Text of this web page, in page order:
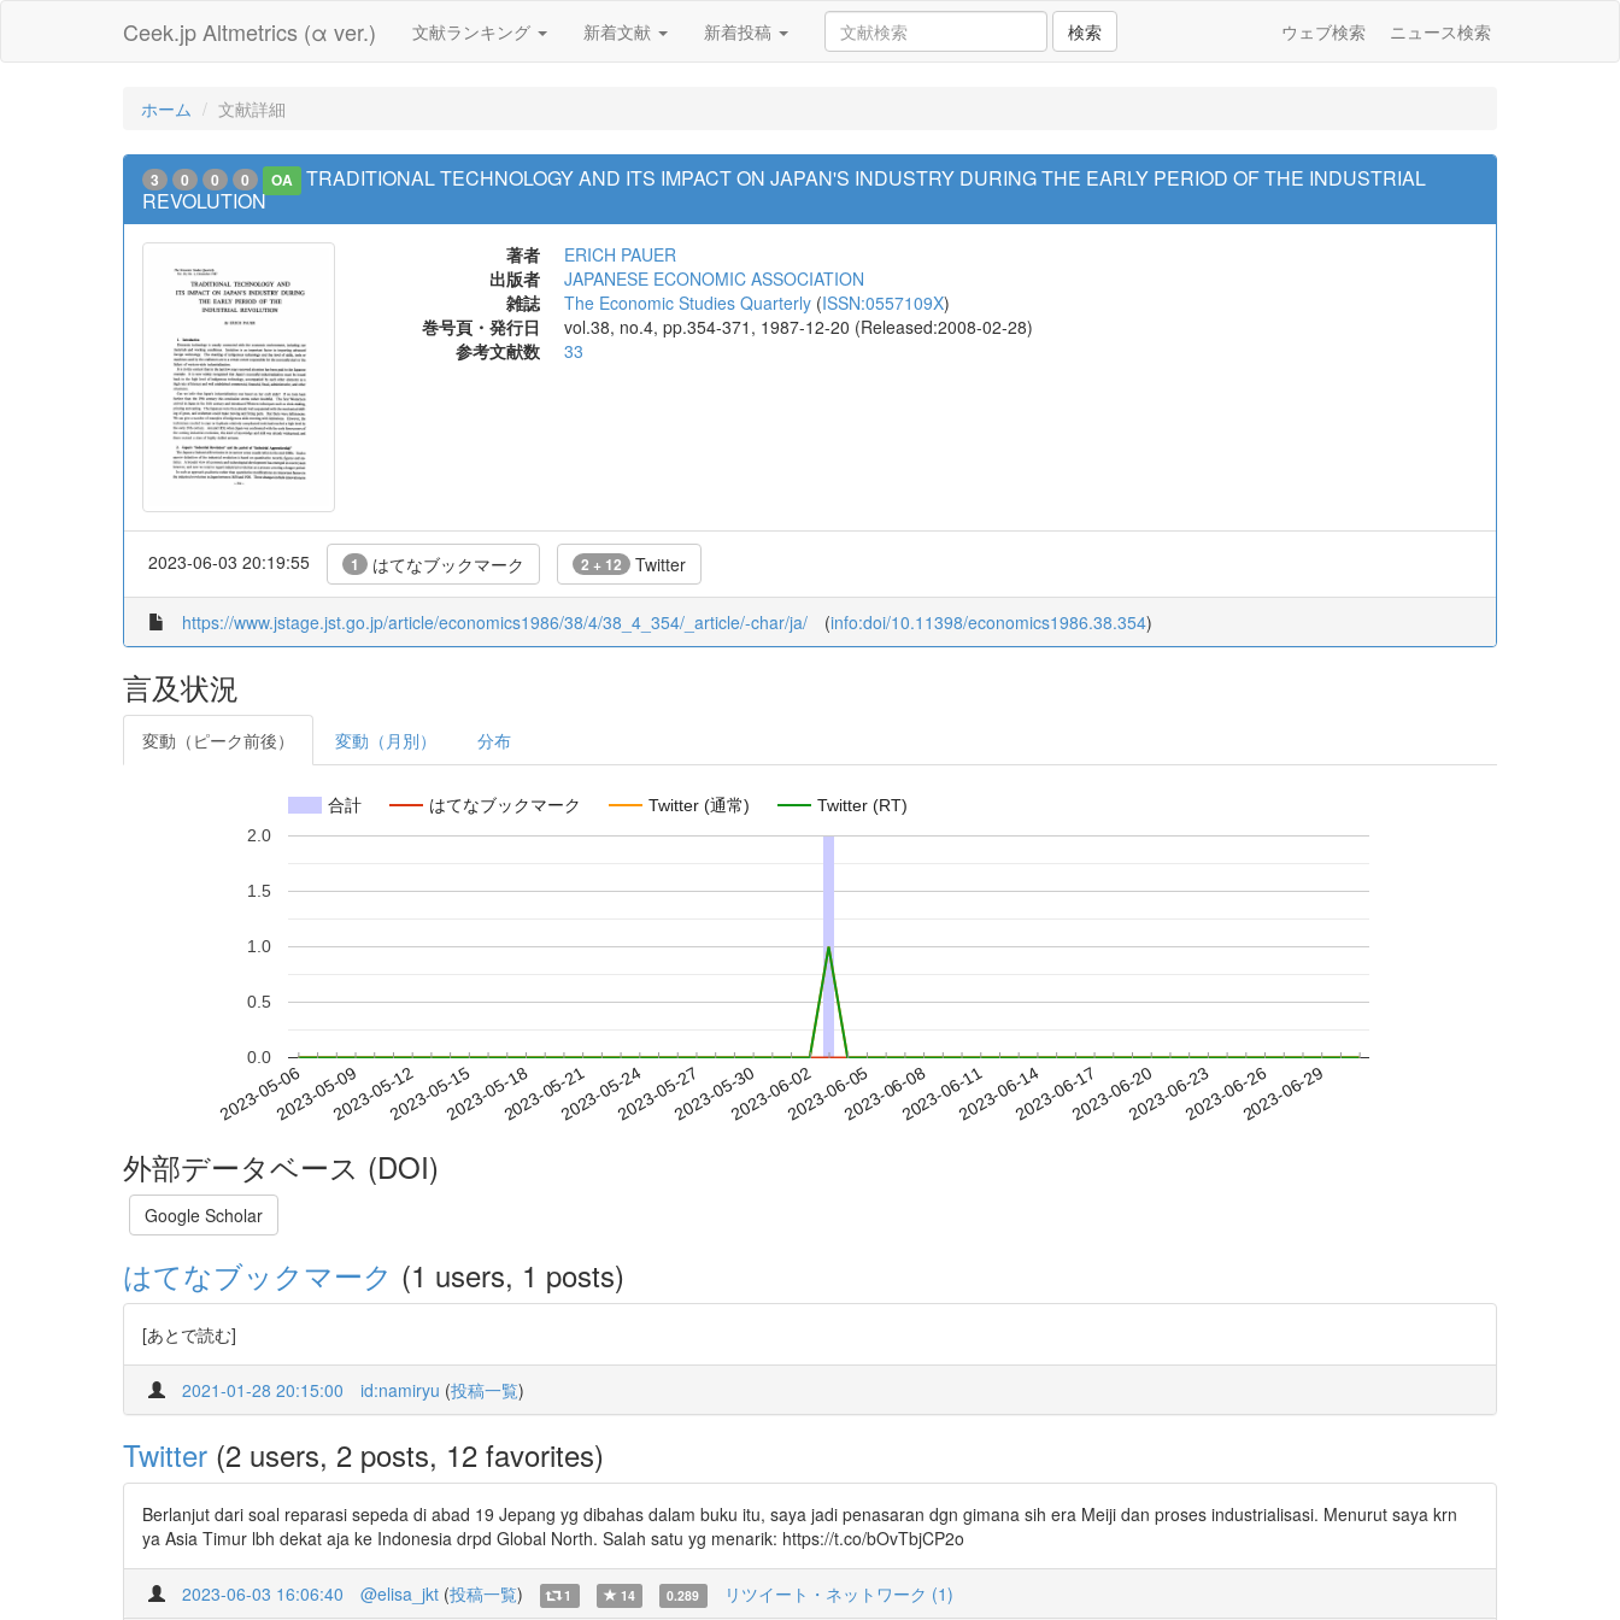
Ceek.jp Altmetrics (α ver.) 文献ランキング 新着文献 新着投稿 検索 ウェブ検索 ニュース検索
ホーム 文献詳細
3 0 0 0 OA
TRADITIONAL TECHNOLOGY AND ITS IMPACT ON JAPAN'S INDUSTRY DURING THE EARLY PERIOD OF THE INDUSTRIAL
REVOLUTION
著者
ERICH PAUER
出版者
JAPANESE ECONOMIC ASSOCIATION
雑誌
The Economic Studies Quarterly (ISSN:0557109X)
巻号頁・発行日
vol.38, no.4, pp.354-371, 1987-12-20 (Released:2008-02-28)
参考文献数
33
2023-06-03 20:19:55 1 はてなブックマーク 2 + 12 Twitter
https://www.jstage.jst.go.jp/article/economics1986/38/4/38_4_354/_article/-char/ja/ (info:doi/10.11398/economics1986.38.354)
言及状況
変動（ピーク前後） 変動（月別） 分布
合計 はてなブックマーク Twitter (通常) Twitter (RT)
2023-05-062023-05-092023-05-122023-05-152023-05-182023-05-212023-05-242023-05-272023-05-302023-06-022023-06-052023-06-082023-06-112023-06-142023-06-172023-06-202023-06-232023-06-262023-06-29
0.0
0.5
1.0
1.5
2.0
外部データベース (DOI)
Google Scholar
はてなブックマーク (1 users, 1 posts)
[あとで読む]
2021-01-28 20:15:00 id:namiryu (投稿一覧)
Twitter (2 users, 2 posts, 12 favorites)
Berlanjut dari soal reparasi sepeda di abad 19 Jepang yg dibahas dalam buku itu, saya jadi penasaran dgn gimana sih era Meiji dan proses industrialisasi. Menurut saya krn
ya Asia Timur lbh dekat aja ke Indonesia drpd Global North. Salah satu yg menarik: https://t.co/bOvTbjCP2o
2023-06-03 16:06:40 @elisa_jkt (投稿一覧) 1 14 0.289 リツイート・ネットワーク (1)